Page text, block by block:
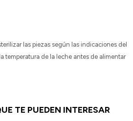
las piezas según las indicaciones del
temperatura de la leche antes de alimentar
TE PUEDEN INTERESAR